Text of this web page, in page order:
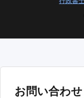
お問い合わせ